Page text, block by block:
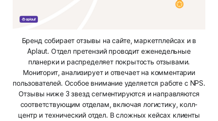
Бренд собирает отзывы на сайте, маркетплейсах и в
Aplaut. Отдел претензий проводит еженедельные
планерки и распределяет покрытость отзывами.
Мониторит, анализирует и отвечает на комментарии
пользователей. Особое внимание уделяется работе с NPS.
Отзывы ниже 3 звезд сегментируются и направляются
соответствующим отделам, включая логистику, колл-
центр и технический отдел. В сложных кейсах клиенты